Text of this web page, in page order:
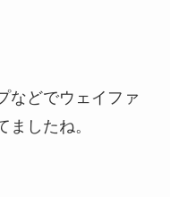
などでウェイファ
したね。